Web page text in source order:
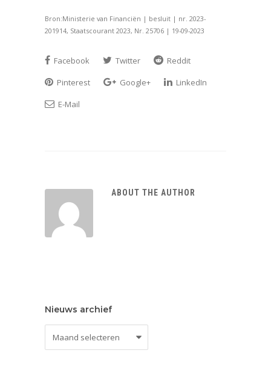
Bron:Ministerie van Financiën | besluit | nr. 2023-
201914, Staatscourant 2023, Nr. 25706 | 19-09-2023
Facebook Twitter
Reddit
Pinterest
Google+
LinkedIn
E-Mail
ABOUT THE AUTHOR
Nieuws archief